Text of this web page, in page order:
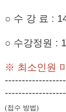
○ 수 강 료 :
○ 수강정원 :
※ 최소인원
(접수 방법)